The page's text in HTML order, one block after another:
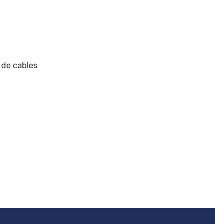
cables